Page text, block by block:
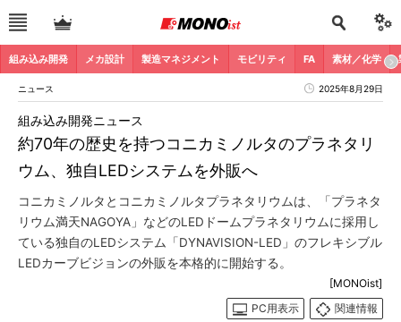
組み込み開発 メカ設計 製造マネジメント モビリティ FA 素材／化学
ニュース 2025年8月29日
約70年の歴史を持つコニカミノルタのプラネタリ
ウム、独自LEDシステムを外販へ
組み込み開発ニュース
コニカミノルタとコニカミノルタプラネタリウムは、「プラネタ
リウム満天NAGOYA」などのLEDドームプラネタリウムに採用し
ている独自のLEDシステム「DYNAVISION-LED」のフレキシブル
LEDカーブビジョンの外販を本格的に開始する。
[MONOist]
PC用表示
関連情報